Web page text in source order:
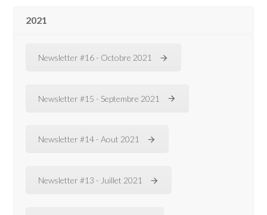
2021
Newsletter #16 - Octobre 2021
Newsletter #15 - Septembre 2021
Newsletter #14 - Aout 2021
Newsletter #13 - Juillet 2021